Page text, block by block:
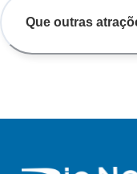
Que outras